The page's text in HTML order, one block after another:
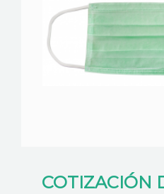
COTIZACIÓN